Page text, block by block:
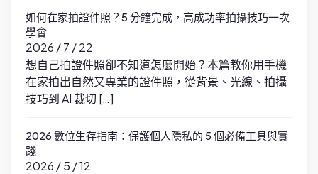
如何在家拍證件照？5 分鐘完成，高成功率拍攝技巧一次
學會
2026 / 7 / 22
想自己拍證件照卻不知道怎麼開始？本篇教你用手機
在家拍出自然又專業的證件照，從背景、光線、拍攝
技巧到 AI 裁切 […]
2026 數位生存指南：保護個人隱私的 5 個必備工具與實
踐
2026 / 5 / 12